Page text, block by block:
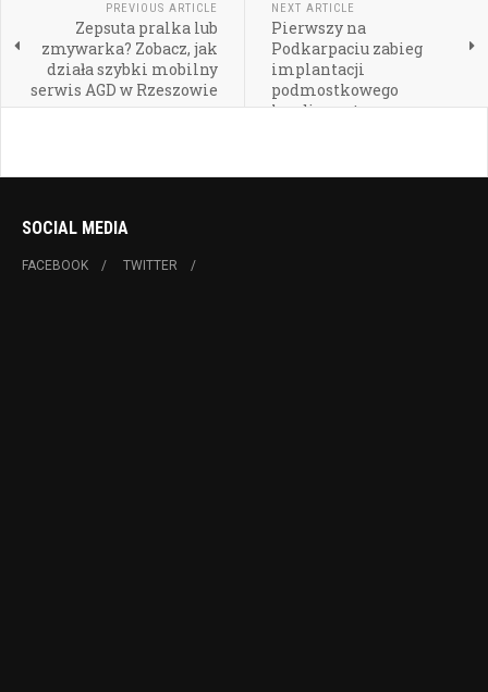
PREVIOUS ARTICLE
Zepsuta pralka lub
zmywarka? Zobacz, jak
działa szybki mobilny
serwis AGD w Rzeszowie
NEXT ARTICLE
Pierwszy na
Podkarpaciu zabieg
implantacji
podmostkowego
kardiowertera-
SOCIAL MEDIA
FACEBOOK TWITTER